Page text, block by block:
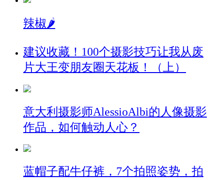
辣椒🌶️
建议收藏！100个摄影技巧让我从废
片大王变朋友圈天花板！（上）
意大利摄影师AlessioAlbi的人像摄影
作品，如何触动人心？
蓝帽子配牛仔裤，7个拍照姿势，拍